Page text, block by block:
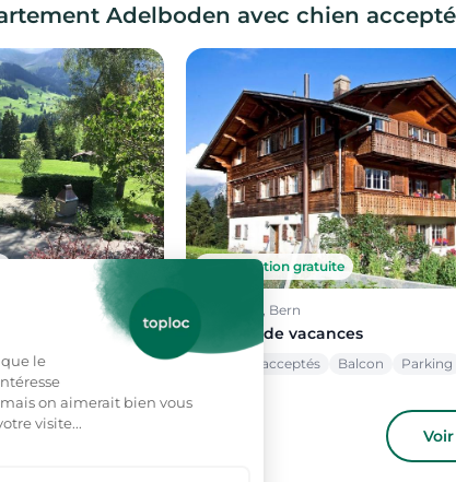
Adelboden avec chien
acceptés Barbecue
Annulation gratuite
Adelboden, Bern
Location de vacances
Animaux acceptés Balcon Parking